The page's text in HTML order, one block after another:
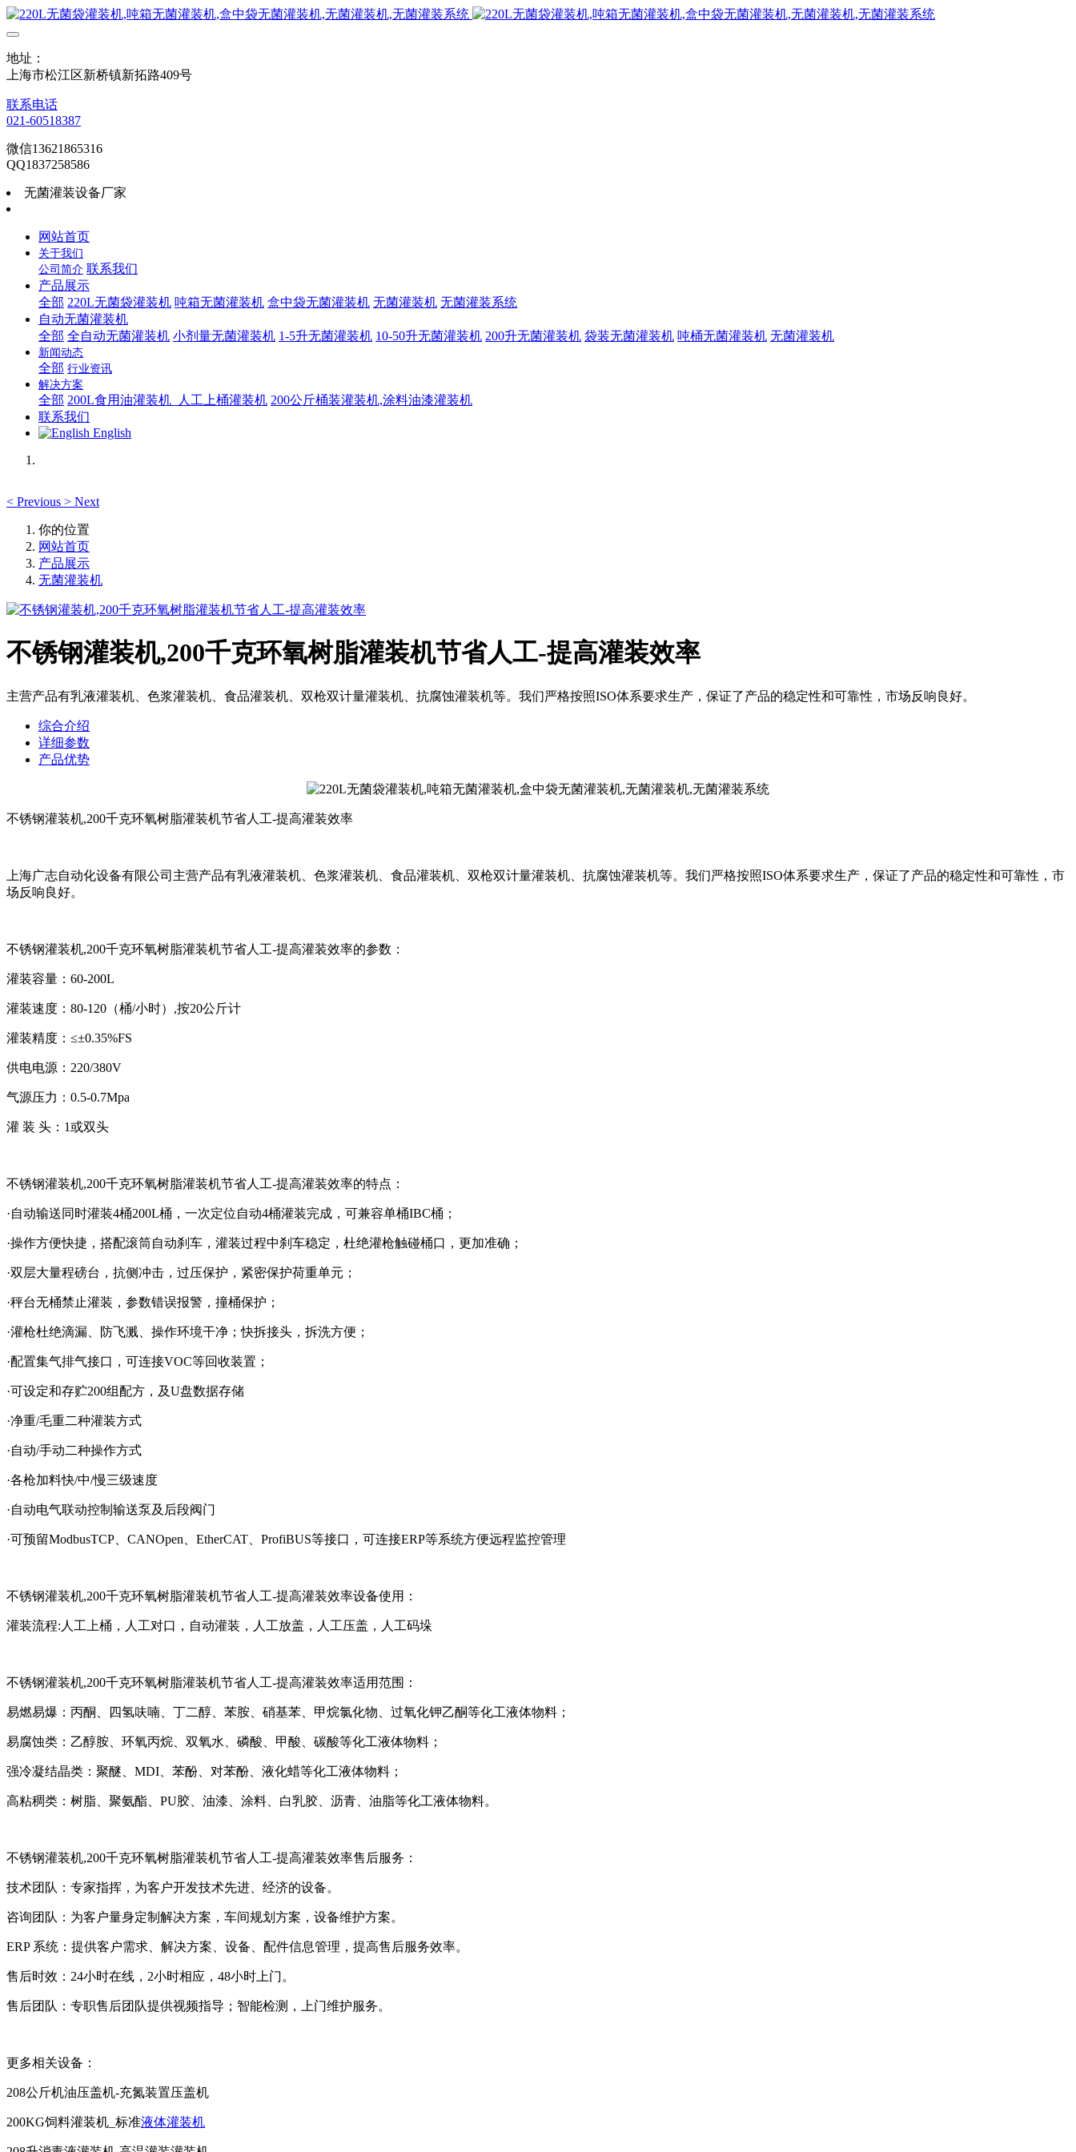
地址：
上海市松江区新桥镇新拓路409号
联系电话
021-60518387
微信13621865316
QQ1837258586
无菌灌装设备厂家
网站首页
关于我们
公司简介 联系我们
产品展示
全部 220L无菌袋灌装机 吨箱无菌灌装机 盒中袋无菌灌装机 无菌灌装机 无菌灌装系统
自动无菌灌装机
全部 全自动无菌灌装机 小剂量无菌灌装机 1-5升无菌灌装机 10-50升无菌灌装机 200升无菌灌装机 袋装无菌灌装机 吨桶无菌灌装机 无菌灌装机
新闻动态
全部 行业资讯
解决方案
全部 200L食用油灌装机_人工上桶灌装机 200公斤桶装灌装机,涂料油漆灌装机
联系我们
English
< Previous > Next
你的位置
网站首页
产品展示
无菌灌装机
不锈钢灌装机,200千克环氧树脂灌装机节省人工-提高灌装效率
主营产品有乳液灌装机、色浆灌装机、食品灌装机、双枪双计量灌装机、抗腐蚀灌装机等。我们严格按照ISO体系要求生产，保证了产品的稳定性和可靠性，市场反响良好。
综合介绍
详细参数
产品优势
不锈钢灌装机,200千克环氧树脂灌装机节省人工-提高灌装效率
上海广志自动化设备有限公司主营产品有乳液灌装机、色浆灌装机、食品灌装机、双枪双计量灌装机、抗腐蚀灌装机等。我们严格按照ISO体系要求生产，保证了产品的稳定性和可靠性，市
场反响良好。
不锈钢灌装机,200千克环氧树脂灌装机节省人工-提高灌装效率的参数：
灌装容量：60-200L
灌装速度：80-120（桶/小时）,按20公斤计
灌装精度：≤±0.35%FS
供电电源：220/380V
气源压力：0.5-0.7Mpa
灌 装 头：1或双头
不锈钢灌装机,200千克环氧树脂灌装机节省人工-提高灌装效率的特点：
·自动输送同时灌装4桶200L桶，一次定位自动4桶灌装完成，可兼容单桶IBC桶；
·操作方便快捷，搭配滚筒自动刹车，灌装过程中刹车稳定，杜绝灌枪触碰桶口，更加准确；
·双层大量程磅台，抗侧冲击，过压保护，紧密保护荷重单元；
·秤台无桶禁止灌装，参数错误报警，撞桶保护；
·灌枪杜绝滴漏、防飞溅、操作环境干净；快拆接头，拆洗方便；
·配置集气排气接口，可连接VOC等回收装置；
·可设定和存贮200组配方，及U盘数据存储
·净重/毛重二种灌装方式
·自动/手动二种操作方式
·各枪加料快/中/慢三级速度
·自动电气联动控制输送泵及后段阀门
·可预留ModbusTCP、CANOpen、EtherCAT、ProfiBUS等接口，可连接ERP等系统方便远程监控管理
不锈钢灌装机,200千克环氧树脂灌装机节省人工-提高灌装效率设备使用：
灌装流程:人工上桶，人工对口，自动灌装，人工放盖，人工压盖，人工码垛
不锈钢灌装机,200千克环氧树脂灌装机节省人工-提高灌装效率适用范围：
易燃易爆：丙酮、四氢呋喃、丁二醇、苯胺、硝基苯、甲烷氯化物、过氧化钾乙酮等化工液体物料；
易腐蚀类：乙醇胺、环氧丙烷、双氧水、磷酸、甲酸、碳酸等化工液体物料；
强冷凝结晶类：聚醚、MDI、苯酚、对苯酚、液化蜡等化工液体物料；
高粘稠类：树脂、聚氨酯、PU胶、油漆、涂料、白乳胶、沥青、油脂等化工液体物料。
不锈钢灌装机,200千克环氧树脂灌装机节省人工-提高灌装效率售后服务：
技术团队：专家指挥，为客户开发技术先进、经济的设备。
咨询团队：为客户量身定制解决方案，车间规划方案，设备维护方案。
ERP 系统：提供客户需求、解决方案、设备、配件信息管理，提高售后服务效率。
售后时效：24小时在线，2小时相应，48小时上门。
售后团队：专职售后团队提供视频指导；智能检测，上门维护服务。
更多相关设备：
208公斤机油压盖机-充氮装置压盖机
200KG饲料灌装机_标准液体灌装机